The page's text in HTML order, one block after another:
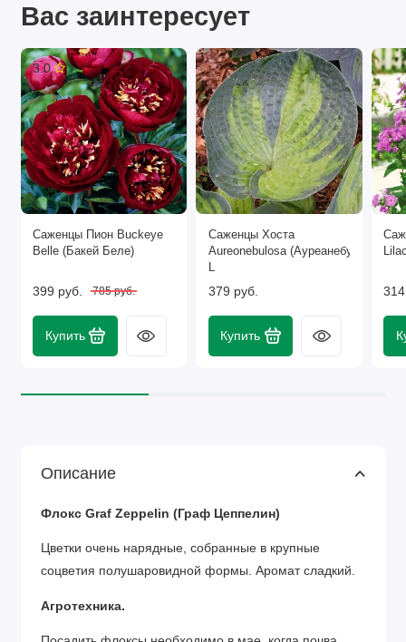
Вас заинтересует
3.0
Саженцы Пион Buckeye
Belle (Бакей Беле)
399 руб. 785 руб.
Купить
Саженцы Хоста
Aureonebulosa (Ауреанебулоза)
379 руб.
Купить
Описание
Флокс Graf Zeppelin ( Граф Цеппелин)
Цветки очень нарядные, собранные в крупные
соцветия полушаровидной формы. Аромат сладкий.
Агротехника.